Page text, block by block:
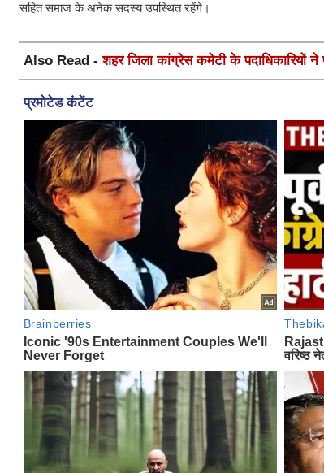
सहित समाज के अनेक सदस्य उपस्थित रहेंगे।
Also Read -शहर जिला कांग्रेस कमेटी के पदाधिकारियों ने